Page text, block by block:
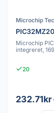
Microchip
Microchip
integreret,
20
232.71kr